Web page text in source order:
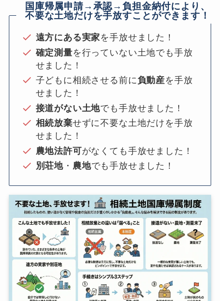
国庫帰属申請→承認→負担金納付により、
不要な土地だけを手放すことができます！
遠方にある実家を手放せました！
確定測量を行っていない土地でも手放
せました！
子どもに相続させる前に負動産を手放
せました！
接道がない土地でも手放せました！
相続放棄せずに不要な土地だけを手放
せました！
農地法許可がなくても手放せました！
別荘地 ・ 農地でも手放せました！